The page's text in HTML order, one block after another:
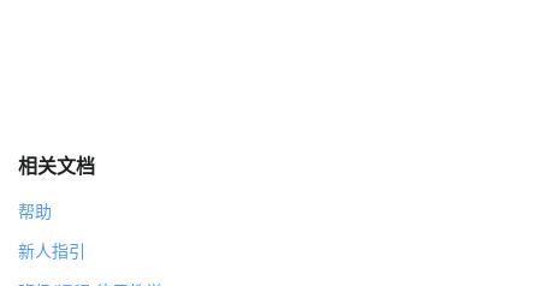
相关文档
帮助
新人指引